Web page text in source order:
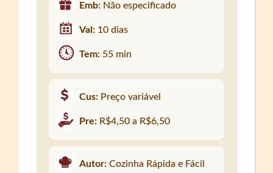
Emb: Não especificado
Val: 10 dias
Tem: 55 min
Cus: Preço variável
Pre: R$4,50 a R$6,50
Autor: Cozinha Rápida e Fácil